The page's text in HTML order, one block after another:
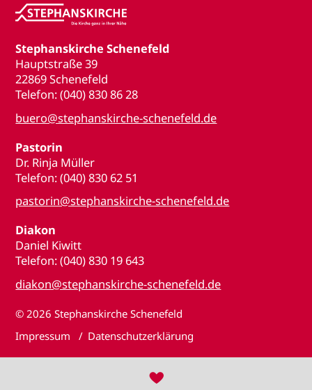
Stephanskirche Schenefeld
Hauptstraße 39
22869 Schenefeld
Telefon: (040) 830 86 28
buero@stephanskirche-schenefeld.de
Pastorin
Dr. Rinja Müller
Telefon: (040) 830 62 51
pastorin@stephanskirche-schenefeld.de
Diakon
Daniel Kiwitt
Telefon: (040) 830 19 643
diakon@stephanskirche-schenefeld.de
© 2026 Stephanskirche Schenefeld
Impressum
Datenschutzerklärung
♥